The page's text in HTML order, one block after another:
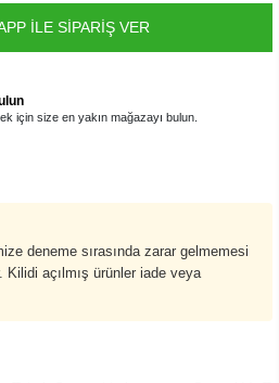
İLE SİPARİŞ VER
için size en yakın mağazayı bulun.
deneme sırasında zarar gelmemesi
Kilidi açılmış ürünler iade veya